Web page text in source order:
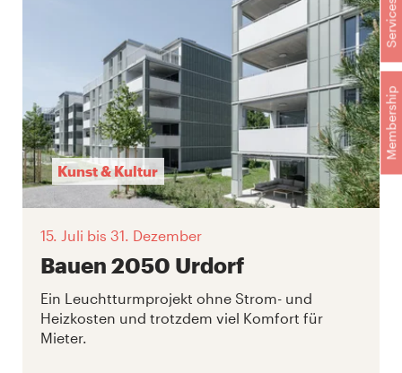
Membership
Services
Kunst & Kultur
15. Juli bis 31. Dezember
Bauen 2050 Urdorf
Ein Leuchtturmprojekt ohne Strom- und
Heizkosten und trotzdem viel Komfort für
Mieter.